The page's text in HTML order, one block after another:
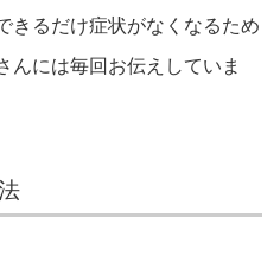
きるだけ症状がなくなるため
んには毎回お伝えしていま